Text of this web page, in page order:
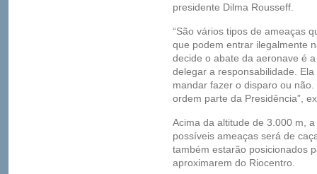
presidente Dilma Rousseff.
“São vários tipos de ameaças
que podem entrar ilegalmente
decide o abate da aeronave é
delegar a responsabilidade.
mandar fazer o disparo ou
ordem parte da Presidência”,
Acima da altitude de 3.000 m,
possíveis ameaças será de
também estarão posicionados
aproximarem do Riocentro.